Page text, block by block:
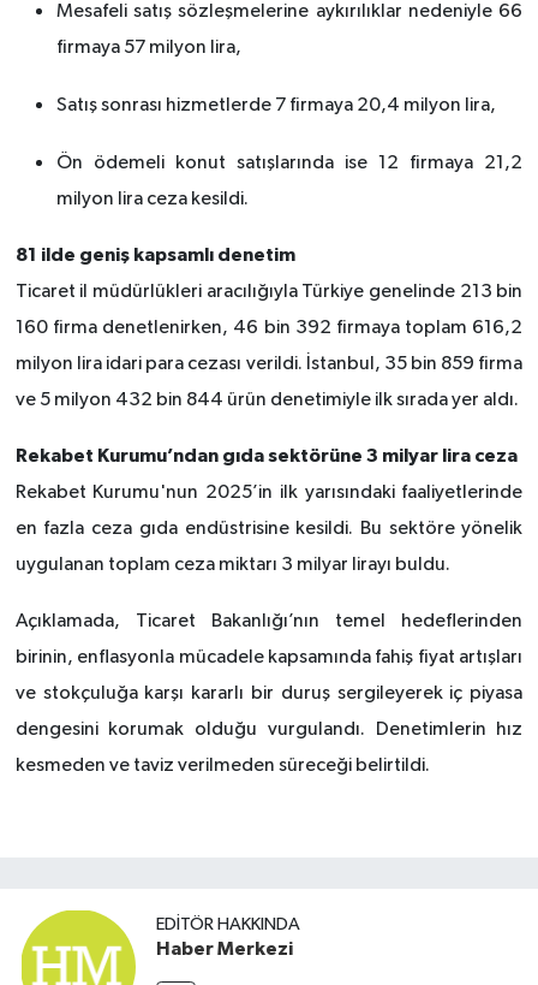
Mesafeli satış sözleşmelerine aykırılıklar nedeniyle 66
firmaya 57 milyon lira,
Satış sonrası hizmetlerde 7 firmaya 20,4 milyon lira,
Ön ödemeli konut satışlarında ise 12 firmaya 21,2
milyon lira ceza kesildi.
81 ilde geniş kapsamlı denetim
Ticaret il müdürlükleri aracılığıyla Türkiye genelinde 213 bin
160 firma denetlenirken, 46 bin 392 firmaya toplam 616,2
milyon lira idari para cezası verildi. İstanbul, 35 bin 859 firma
ve 5 milyon 432 bin 844 ürün denetimiyle ilk sırada yer aldı.
Rekabet Kurumu’ndan gıda sektörüne 3 milyar lira ceza
Rekabet Kurumu'nun 2025’in ilk yarısındaki faaliyetlerinde
en fazla ceza gıda endüstrisine kesildi. Bu sektöre yönelik
uygulanan toplam ceza miktarı 3 milyar lirayı buldu.
Açıklamada, Ticaret Bakanlığı’nın temel hedeflerinden
birinin, enflasyonla mücadele kapsamında fahiş fiyat artışları
ve stokçuluğa karşı kararlı bir duruş sergileyerek iç piyasa
dengesini korumak olduğu vurgulandı. Denetimlerin hız
kesmeden ve taviz verilmeden süreceği belirtildi.
EDITÖR HAKKINDA
Haber Merkezi